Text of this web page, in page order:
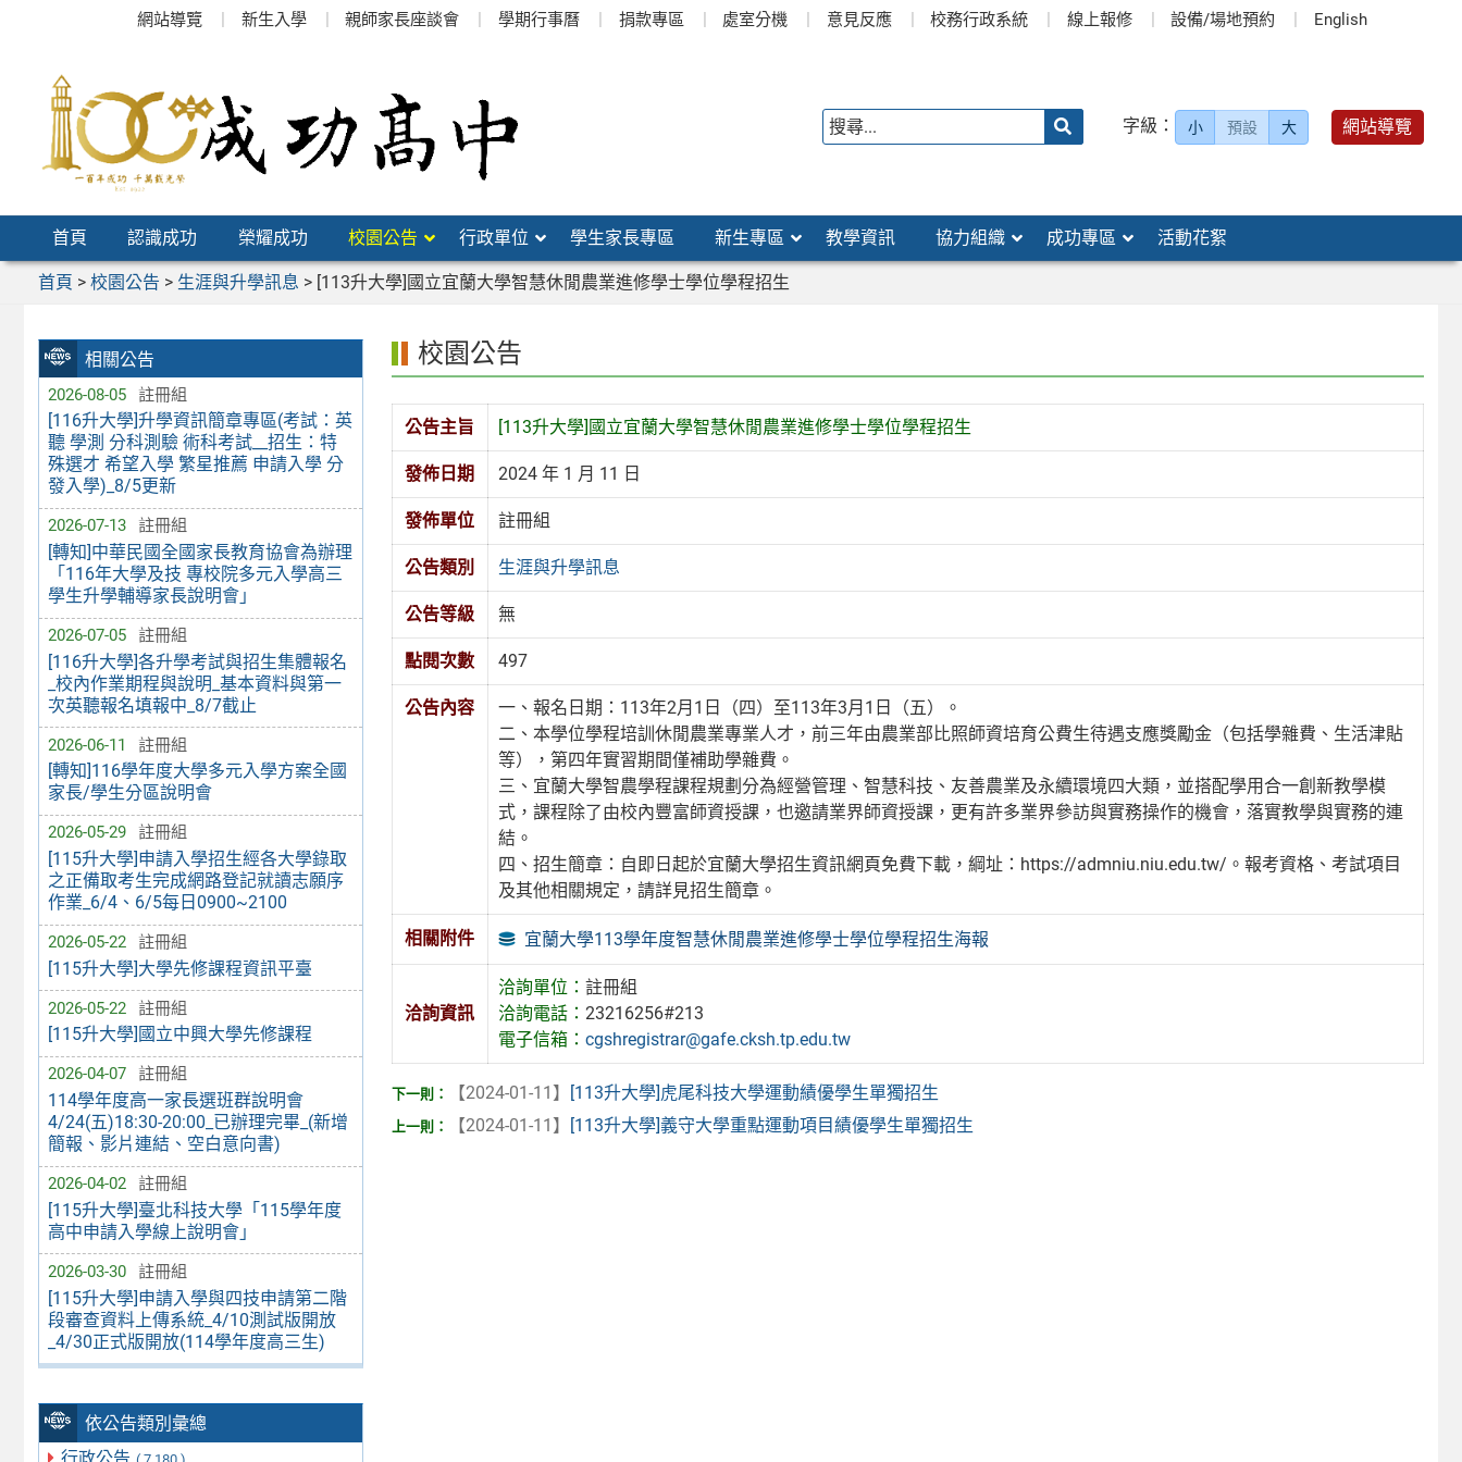
網站導覽 新生入學 親師家長座談會 學期行事曆 捐款專區 處室分機 意見反應 校務行政系統 線上報修 設備/場地預約 English
字級： 小 預設 大 網站導覽
首頁 認識成功 榮耀成功 校園公告 行政單位 學生家長專區 新生專區 教學資訊 協力組織 成功專區 活動花絮
首頁 > 校園公告 > 生涯與升學訊息 > [113升大學]國立宜蘭大學智慧休閒農業進修學士學位學程招生
相關公告
2026-08-05 註冊組
[116升大學]升學資訊簡章專區(考試：英
聽 學測 分科測驗 術科考試__招生：特
殊選才 希望入學 繁星推薦 申請入學 分
發入學)_8/5更新
2026-07-13 註冊組
[轉知]中華民國全國家長教育協會為辦理
「116年大學及技 專校院多元入學高三
學生升學輔導家長說明會」
2026-07-05 註冊組
[116升大學]各升學考試與招生集體報名
_校內作業期程與說明_基本資料與第一
次英聽報名填報中_8/7截止
2026-06-11 註冊組
[轉知]116學年度大學多元入學方案全國
家長/學生分區說明會
2026-05-29 註冊組
[115升大學]申請入學招生經各大學錄取
之正備取考生完成網路登記就讀志願序
作業_6/4、6/5每日0900~2100
2026-05-22 註冊組
[115升大學]大學先修課程資訊平臺
2026-05-22 註冊組
[115升大學]國立中興大學先修課程
2026-04-07 註冊組
114學年度高一家長選班群說明會
4/24(五)18:30-20:00_已辦理完畢_(新增
簡報、影片連結、空白意向書)
2026-04-02 註冊組
[115升大學]臺北科技大學「115學年度
高中申請入學線上說明會」
2026-03-30 註冊組
[115升大學]申請入學與四技申請第二階
段審查資料上傳系統_4/10測試版開放
_4/30正式版開放(114學年度高三生)
依公告類別彙總
校園公告
公告主旨 [113升大學]國立宜蘭大學智慧休閒農業進修學士學位學程招生
發佈日期 2024 年 1 月 11 日
發佈單位 註冊組
公告類別 生涯與升學訊息
公告等級 無
點閱次數 497
公告內容
一、報名日期：113年2月1日（四）至113年3月1日（五）。
二、本學位學程培訓休閒農業專業人才，前三年由農業部比照師資培育公費生待遇支應獎勵金（包括學雜費、生活津貼
等），第四年實習期間僅補助學雜費。
三、宜蘭大學智農學程課程規劃分為經營管理、智慧科技、友善農業及永續環境四大類，並搭配學用合一創新教學模
式，課程除了由校內豐富師資授課，也邀請業界師資授課，更有許多業界參訪與實務操作的機會，落實教學與實務的連
結。
四、招生簡章：自即日起於宜蘭大學招生資訊網頁免費下載，綱址：https://admniu.niu.edu.tw/。報考資格、考試項目
及其他相關規定，請詳見招生簡章。
相關附件 宜蘭大學113學年度智慧休閒農業進修學士學位學程招生海報
洽詢資訊
洽詢單位：註冊組
洽詢電話：23216256#213
電子信箱：cgshregistrar@gafe.cksh.tp.edu.tw
【2024-01-11】
[113升大學]虎尾科技大學運動績優學生單獨招生
【2024-01-11】
[113升大學]義守大學重點運動項目績優學生單獨招生